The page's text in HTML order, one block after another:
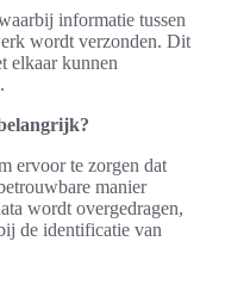
informatie tussen
wordt verzonden. Dit
elkaar kunnen
ervoor te zorgen dat
manier
wordt overgedragen,
de identificatie van